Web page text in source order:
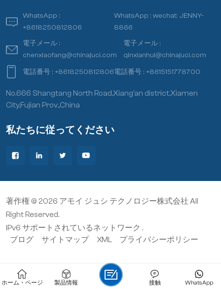
WhatsApp :
+8618250812806
WhatsApp :wechat: JENNY-
8866
電子メール :
chenxiaofang@chinajuci.com
電子メール :
qinxianhui@chinajuci.com
電話番号 :+8618250812806電話番号 :+8615151778700
No.666 Shangtang North Road,Xiang’an district,Xiamen
City,Fujian Prov.,China
私たちに従ってください
著作権 © 2026 アモイ ジュシ テクノロジー株式会社 All
Right Reserved.
IPv6 サポートされているネットワーク .
ブログ
サイトマップ XML プライバシーポリシー
ホーム・ページ 製品情報 WhatsApp
接触